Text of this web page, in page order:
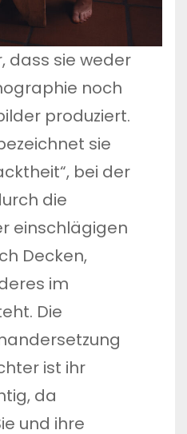
dass sie weder
noch
produziert.
sie
bei der
die
einschlägigen
Decken,
im
Die
ist ihr
da
und ihre